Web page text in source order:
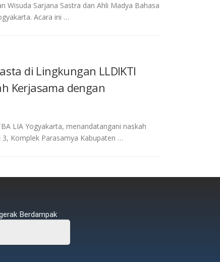
Wisuda Sarjana Sastra dan Ahli Madya Bahasa
Acara ini …
di Lingkungan LLDIKTI
Kerjasama dengan
LIA Yogyakarta, menandatangani naskah
Komplek Parasamya Kabupaten …
Berdampak